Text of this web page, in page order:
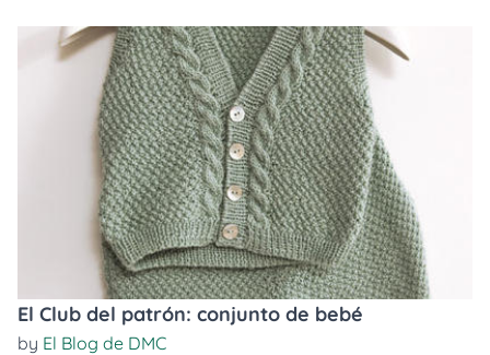
El Club del patrón: conjunto de bebé
by El Blog de DMC